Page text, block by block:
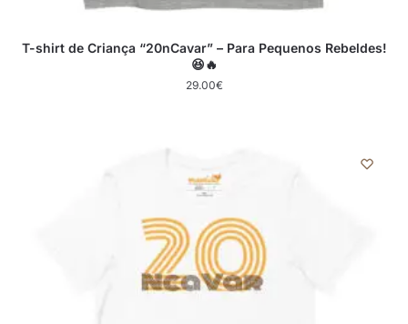
T-shirt de Criança “20nCavar” – Para Pequenos Rebeldes!
😆🔥
29.00€